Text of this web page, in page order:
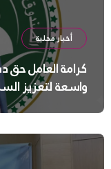
أخبار محلية
كرامة العامل
واسعة لتعزيز